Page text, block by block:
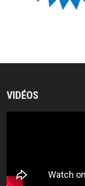
VIDÉOS